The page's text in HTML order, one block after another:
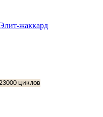
жаккард
циклов